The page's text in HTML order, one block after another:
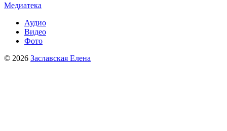
Медиатека
Аудио
Видео
Фото
© 2026 Заславская Елена